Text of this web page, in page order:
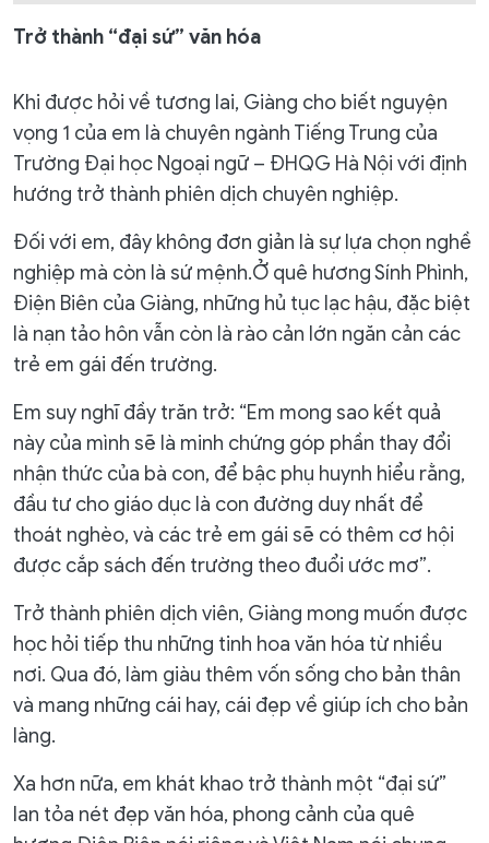
Trở thành “đại sứ” văn hóa
Khi được hỏi về tương lai, Giàng cho biết nguyện
vọng 1 của em là chuyên ngành Tiếng Trung của
Trường Đại học Ngoại ngữ – ĐHQG Hà Nội với định
hướng trở thành phiên dịch chuyên nghiệp.
Đối với em, đây không đơn giản là sự lựa chọn nghề
nghiệp mà còn là sứ mệnh.Ở quê hương Sính Phình,
Điện Biên của Giàng, những hủ tục lạc hậu, đặc biệt
là nạn tảo hôn vẫn còn là rào cản lớn ngăn cản các
trẻ em gái đến trường.
Em suy nghĩ đầy trăn trở: “Em mong sao kết quả
này của mình sẽ là minh chứng góp phần thay đổi
nhận thức của bà con, để bậc phụ huynh hiểu rằng,
đầu tư cho giáo dục là con đường duy nhất để
thoát nghèo, và các trẻ em gái sẽ có thêm cơ hội
được cắp sách đến trường theo đuổi ước mơ”.
Trở thành phiên dịch viên, Giàng mong muốn được
học hỏi tiếp thu những tinh hoa văn hóa từ nhiều
nơi. Qua đó, làm giàu thêm vốn sống cho bản thân
và mang những cái hay, cái đẹp về giúp ích cho bản
làng.
Xa hơn nữa, em khát khao trở thành một “đại sứ”
lan tỏa nét đẹp văn hóa, phong cảnh của quê